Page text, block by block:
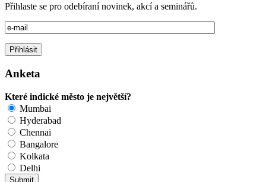
Přihlaste se pro odebíraní novinek, akcí a seminářů.
Anketa
Které indické město je největší?
Mumbai
Hyderabad
Chennai
Bangalore
Kolkata
Delhi